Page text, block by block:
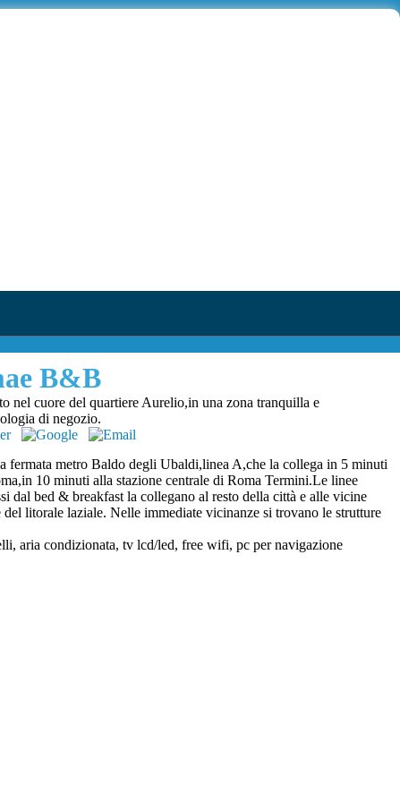
B&B
nel cuore del quartiere Aurelio,in una zona tranquilla e
di negozio.
fermata metro Baldo degli Ubaldi,linea A,che la collega in 5 minuti
10 minuti alla stazione centrale di Roma Termini.Le linee
dal bed & breakfast la collegano al resto della città e alle vicine
litorale laziale. Nelle immediate vicinanze si trovano le strutture
aria condizionata, tv lcd/led, free wifi, pc per navigazione